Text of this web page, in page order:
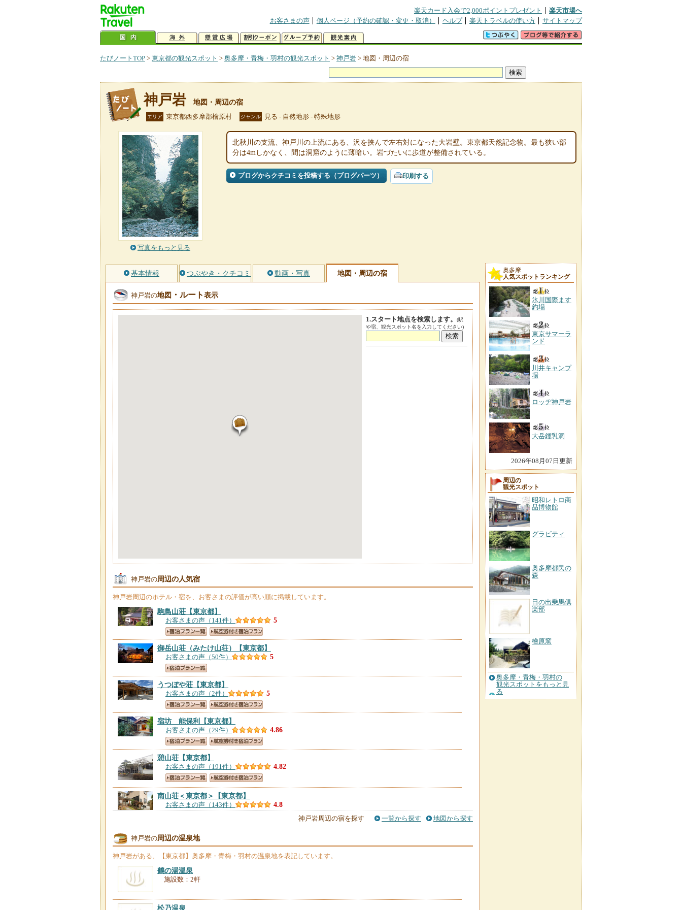
楽天カード入会で2,000ポイントプレゼント
楽天市場へ
お客さまの声
個人ページ（予約の確認・変更・取消） ヘルプ 楽天トラベルの使い方 サイトマップ
たびノートTOP > 東京都の観光スポット > 奥多摩・青梅・羽村の観光スポット > 神戸岩 > 地図・周辺の宿
神戸岩 地図・周辺の宿
エリア 東京都西多摩郡檜原村 ジャンル 見る - 自然地形 - 特殊地形
写真をもっと見る
北秋川の支流、神戸川の上流にある、沢を挟んで左右対になった大岩壁。東京都天然記念物。最も狭い部
分は4mしかなく、間は洞窟のように薄暗い。岩づたいに歩道が整備されている。
ブログからクチコミを投稿する（ブログパーツ） 印刷する
基本情報 つぶやき・クチコミ 動画・写真 地図・周辺の宿
神戸岩の地図 ・ルート表示
1.スタート地点を検索します。
(駅
や宿、観光スポット名を入力してください)
神戸岩の周辺の人気宿
神戸岩周辺のホテル・宿を、お客さまの評価が高い順に掲載しています。
駒鳥山荘 【東京都】
お客さまの声（141件） 5
御岳山荘（みたけ山荘） 【東京都】
お客さまの声（50件） 5
うつぼや荘 【東京都】
お客さまの声（2件） 5
宿坊 能保利 【東京都】
お客さまの声（29件） 4.86
憩山荘 【東京都】
お客さまの声（191件） 4.82
南山荘＜東京都＞ 【東京都】
お客さまの声（143件） 4.8
奥多摩ゲストハウス ＾
お客さまの声（4件）
民芸のお宿 山香荘 一宮坊
お客さまの声（80件）
ＦＵＲＥＡＩ ＧＬＡＭＰＩＮＧ ＆ ＢＢＱ
神戸岩周辺の宿を探す 一覧から探す 地図から探す
神戸岩の周辺の温泉地
神戸岩がある、【東京都】奥多摩・青梅・羽村の温泉地を表記しています。
鶴の湯温泉
施設数：2軒
松乃温泉
奥多摩
人気スポットランキング
氷川国際ます
釣場
東京サマーラ
ンド
川井キャンプ
場
ロッヂ神戸岩
大岳鍾乳洞
2026年08月07日更新
周辺の
観光スポット
昭和レトロ商
品博物館
グラビティ
奥多摩都民の
森
日の出乗馬倶
楽部
檜原窯
奥多摩・青梅・羽村の
観光スポットをもっと見
る